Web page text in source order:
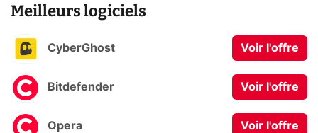
Meilleurs logiciels
CyberGhost Voir l'offre
Bitdefender Voir l'offre
Opera Voir l'offre